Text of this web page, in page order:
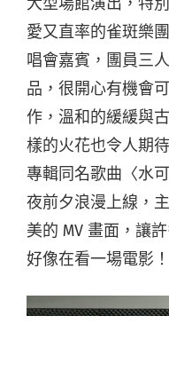
愛又直率的雀斑樂
唱會嘉賓，團員三
品，很開心有機會
作，溫和的緩緩與
樣的火花也令人期
專輯同名歌曲〈水
夜前夕浪漫上線，
美的 MV 畫面，讓
好像在看一場電影！